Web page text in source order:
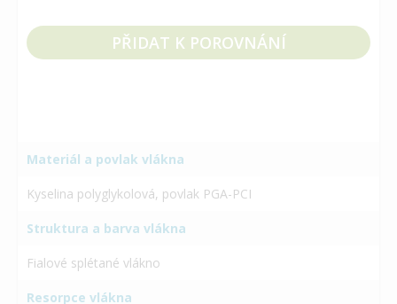
PŘIDAT K POROVNÁNÍ
Materiál a povlak vlákna
Kyselina polyglykolová, povlak PGA-PCI
Struktura a barva vlákna
Fialové splétané vlákno
Resorpce vlákna